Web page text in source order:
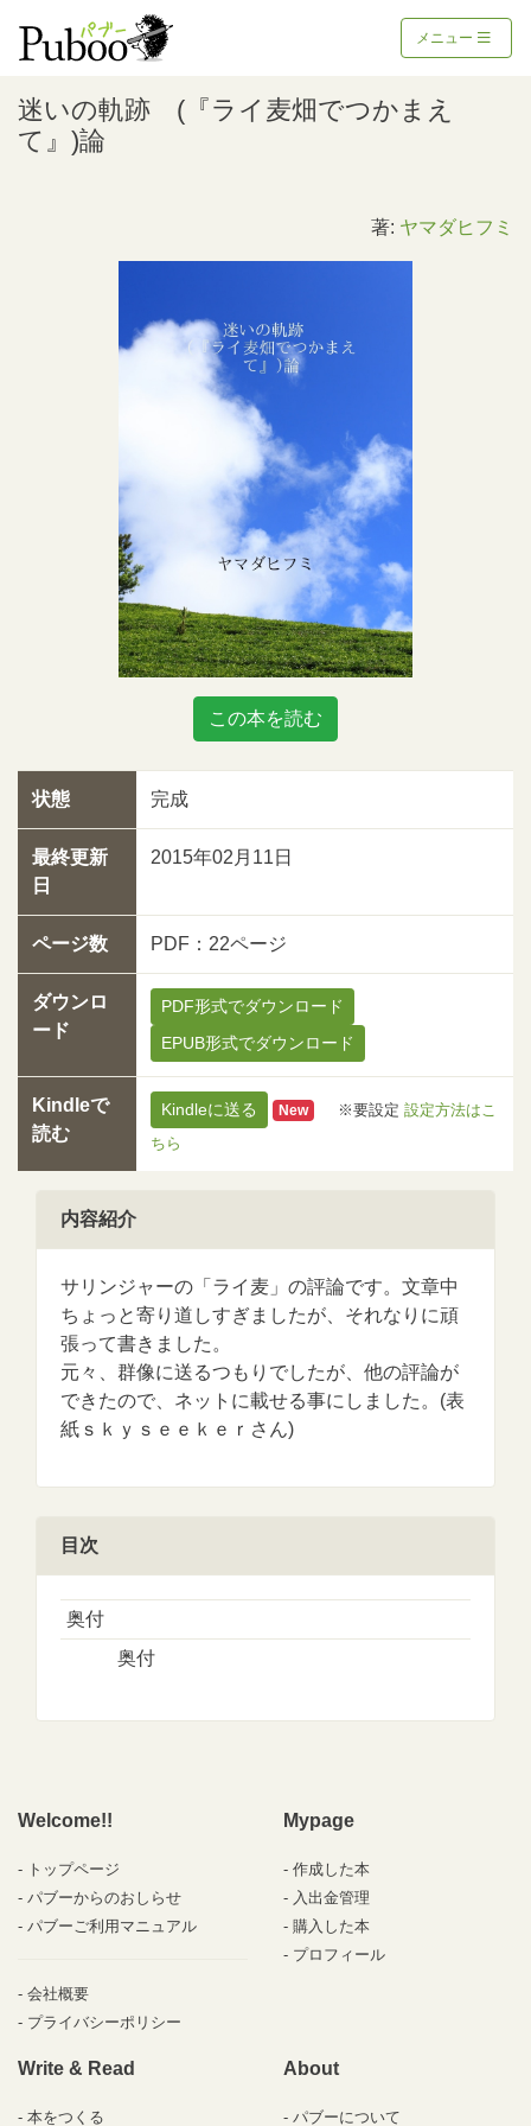
メニュー
迷いの軌跡 (『ライ麦畑でつかまえ
て』)論
著: ヤマダヒフミ
この本を読む
状態 完成
最終更新
日
2015年02月11日
ページ数 PDF：22ページ
ダウンロ
ード
PDF形式でダウンロード
EPUB形式でダウンロード
Kindleで
読む
Kindleに送る New ※要設定 設定方法はこ
ちら
内容紹介
サリンジャーの「ライ麦」の評論です。文章中
ちょっと寄り道しすぎましたが、それなりに頑
張って書きました。
元々、群像に送るつもりでしたが、他の評論が
できたので、ネットに載せる事にしました。(表
紙ｓｋｙｓｅｅｋｅｒさん)
目次
奥付
奥付
Welcome!!
トップページ
パブーからのおしらせ
パブーご利用マニュアル
会社概要
プライバシーポリシー
Mypage
作成した本
入出金管理
購入した本
プロフィール
Write & Read
本をつくる
About
パブーについて